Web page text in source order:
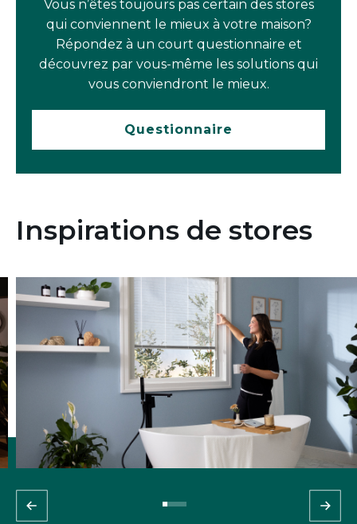
Vous n’êtes toujours pas certain des stores
qui conviennent le mieux à votre maison?
Répondez à un court questionnaire et
découvrez par vous-même les solutions qui
vous conviendront le mieux.
Questionnaire
Inspirations de stores